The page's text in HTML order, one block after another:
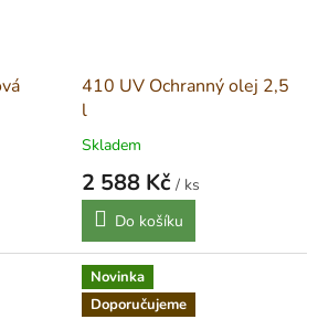
410 UV Ochranný olej 2,5
l
Skladem
2 588 Kč / ks
Měrná
cena: Do košíku
Novinka
Doporučujeme